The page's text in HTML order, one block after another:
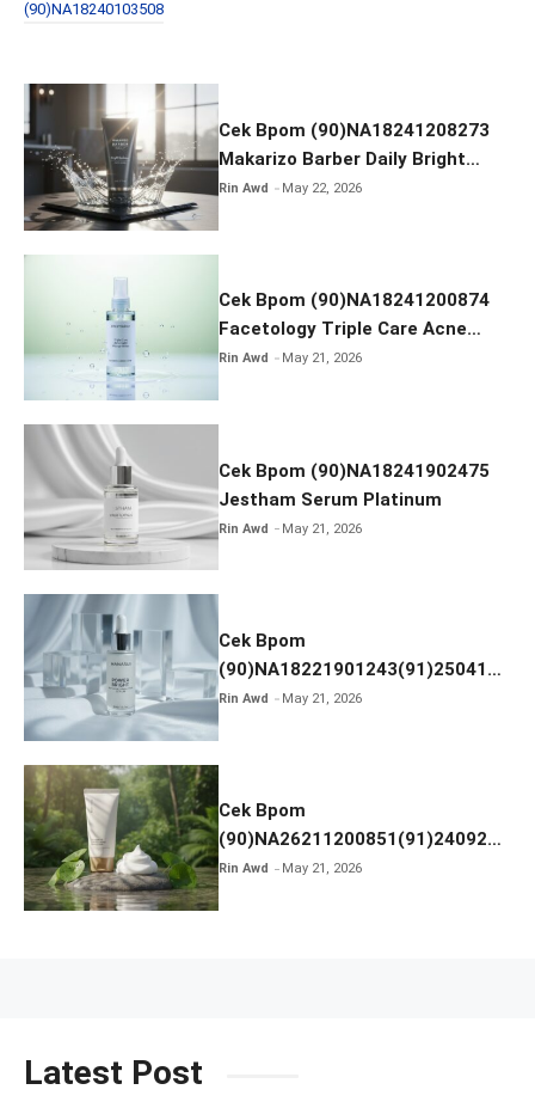
b
o
k
er
(90)NA18240103508
Cek Bpom (90)NA18241208273
Makarizo Barber Daily Bright
Radiance Face Wash
Rin Awd May 22, 2026
Cek Bpom (90)NA18241200874
Facetology Triple Care Acne
Calm Micellar Water
Rin Awd May 21, 2026
Cek Bpom (90)NA18241902475
Jestham Serum Platinum
Rin Awd May 21, 2026
Cek Bpom
(90)NA18221901243(91)250418
Hanasui Power Bright Serum
Rin Awd May 21, 2026
Cek Bpom
(90)NA26211200851(91)240924
SKIN1004 Madagascar Centella
Rin Awd May 21, 2026
Latest Post